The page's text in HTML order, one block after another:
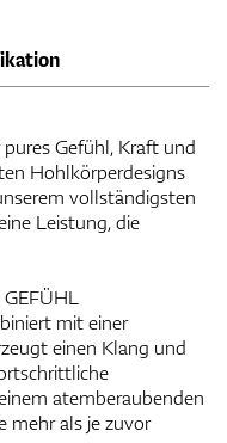
Gefühl, Kraft und
Hohlkörperdesigns
vollständigsten
Leistung, die
GEFÜHL
mit einer
einen Klang und
atemberaubenden
mehr als je zuvor